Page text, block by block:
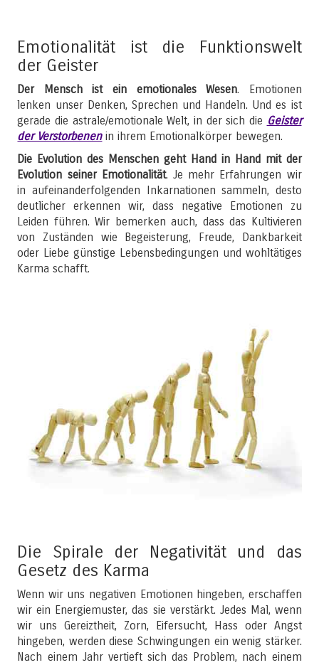
Emotionalität ist die Funktionswelt
der Geister
Der Mensch ist ein emotionales Wesen. Emotionen
lenken unser Denken, Sprechen und Handeln. Und es ist
gerade die astrale/emotionale Welt, in der sich die Geister
der Verstorbenenin ihrem Emotionalkörper bewegen.
Die Evolution des Menschen geht Hand in Hand mit der
Evolution seiner Emotionalität. Je mehr Erfahrungen wir
in aufeinanderfolgenden Inkarnationen sammeln, desto
deutlicher erkennen wir, dass negative Emotionen zu
Leiden führen. Wir bemerken auch, dass das Kultivieren
von Zuständen wie Begeisterung, Freude, Dankbarkeit
oder Liebe günstige Lebensbedingungen und wohltätiges
Karma schafft.
Die Spirale der Negativität und das
Gesetz des Karma
Wenn wir uns negativen Emotionen hingeben, erschaffen
wir ein Energiemuster, das sie verstärkt. Jedes Mal, wenn
wir uns Gereiztheit, Zorn, Eifersucht, Hass oder Angst
hingeben, werden diese Schwingungen ein wenig stärker.
Nach einem Jahr vertieft sich das Problem, nach einem